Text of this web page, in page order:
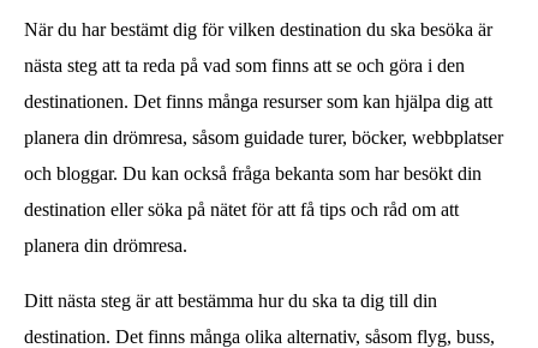
När du har bestämt dig för vilken destination du ska besöka är
nästa steg att ta reda på vad som finns att se och göra i den
destinationen. Det finns många resurser som kan hjälpa dig att
planera din drömresa, såsom guidade turer, böcker, webbplatser
och bloggar. Du kan också fråga bekanta som har besökt din
destination eller söka på nätet för att få tips och råd om att
planera din drömresa.
Ditt nästa steg är att bestämma hur du ska ta dig till din
destination. Det finns många olika alternativ, såsom flyg, buss,